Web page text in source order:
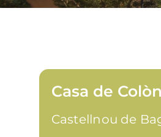
Casa de
Castellnou de